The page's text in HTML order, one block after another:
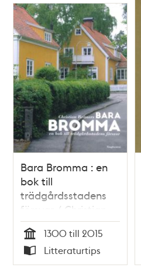
Bara Bromma : en
bok till
trädgårdsstadens
försvar / Christian
Reimers
Tid
1300 till 2015
Typ
Litteraturtips